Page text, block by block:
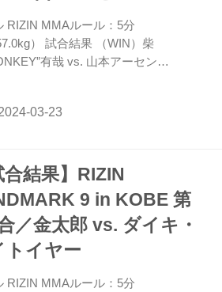
スを合わせ、三日月蹴りをフォロ
RIZIN MMAルール：5分
） 試合結果 （WIN）柴
有哉 vs. 山本アーセン
ザ十字固め） 入場 ROUND 1 サウス
アーセンが前に出て左ストレートを
。金網に押し込まれた柴田だが、前
して足関に入り、アンクルホールド
十字。これを伸ばして極め切り、ア
をタップさせ勝利した。 勝利者コメ
PRIDEをずっと目指していて、プロ
敗して道路に飛び込もうとした時が
、それでも諦め...
合結果】RIZIN
9 in KOBE 第
／金太郎 vs. ダイキ・
トイヤー
RIZIN MMAルール：5分